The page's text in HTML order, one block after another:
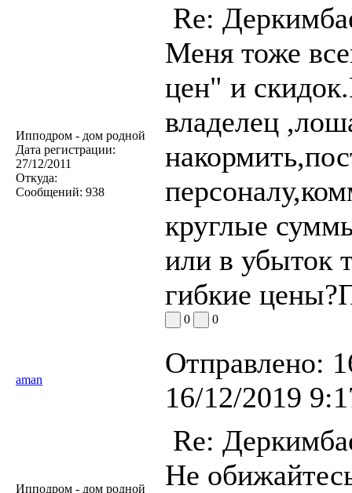
Ипподром - дом родной
Дата регистрации:
27/12/2011
Откуда:
Сообщений: 938
Re:
Меня тоже
цен" и
владелец
круглые
или в убыток
гибкие
0 0
aman
Отправлено:
16/12/2019
Ипподром - дом родной
Re:
Не